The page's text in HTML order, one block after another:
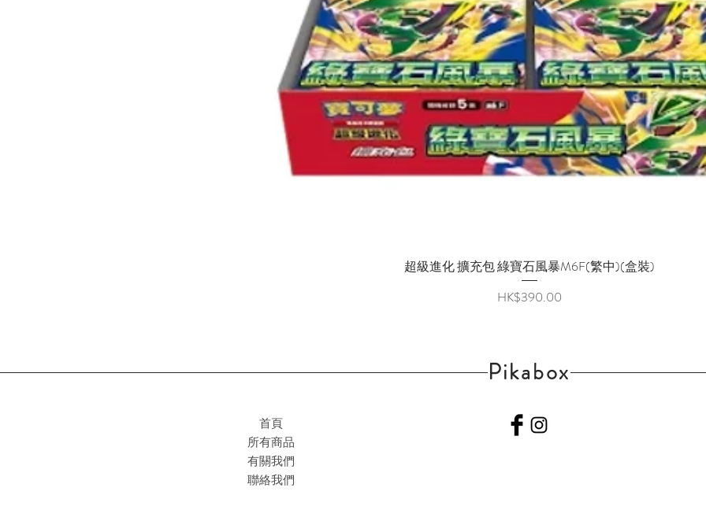
快速瀏覽
超級進化 擴充包 綠寶石風暴M6F(繁中)(盒裝)
價格
HK$390.00
Pikabox
首頁
所有商品
有關我們
聯絡我們